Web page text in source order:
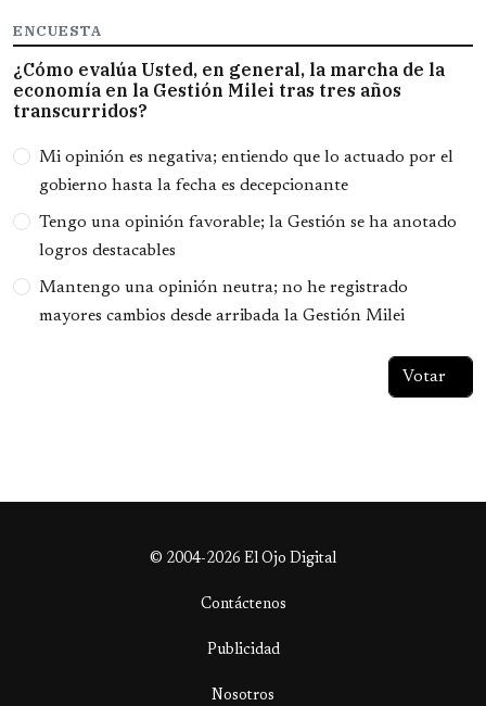
ENCUESTA
¿Cómo evalúa Usted, en general, la marcha de la
economía en la Gestión Milei tras tres años
transcurridos?
Opciones
Mi opinión es negativa; entiendo que lo actuado por el
gobierno hasta la fecha es decepcionante
Tengo una opinión favorable; la Gestión se ha anotado
logros destacables
Mantengo una opinión neutra; no he registrado
mayores cambios desde arribada la Gestión Milei
© 2004-2026 El Ojo Digital
Contáctenos
Publicidad
Nosotros